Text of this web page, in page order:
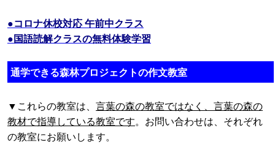
●コロナ休校対応 午前中クラス
●国語読解クラスの無料体験学習
通学できる森林プロジェクトの作文教室
▼これらの教室は、 言葉の森の教室ではなく、言葉の森の
教材で指導している教室です。お問い合わせは、それぞれ
の教室にお願いします。